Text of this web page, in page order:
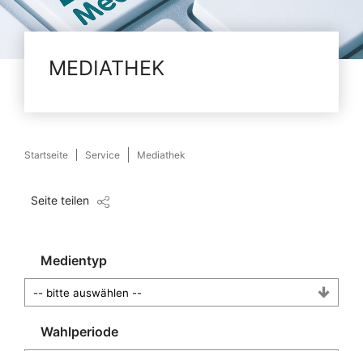
MEDIATHEK
Startseite Service Mediathek
Seite teilen
Medientyp
Wahlperiode